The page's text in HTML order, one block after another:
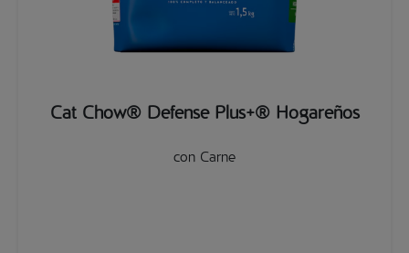
Cat Chow® Defense Plus+® Hogareños
con Carne